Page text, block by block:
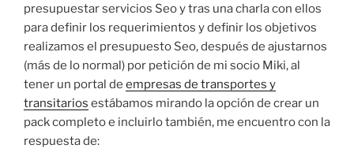
presupuestar servicios Seo y tras una charla con ellos
para definir los requerimientos y definir los objetivos
realizamos el presupuesto Seo, después de ajustarnos
(más de lo normal) por petición de mi socio Miki, al
tener un portal de empresas de transportes y
transitarios estábamos mirando la opción de crear un
pack completo e incluirlo también, me encuentro con la
respuesta de: